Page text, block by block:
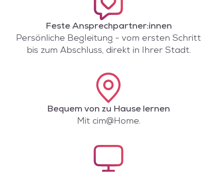
Feste Ansprechpartner:innen
Persönliche Begleitung - vom ersten Schritt
bis zum Abschluss, direkt in Ihrer Stadt.
Bequem von zu Hause lernen
Mit cim@Home.